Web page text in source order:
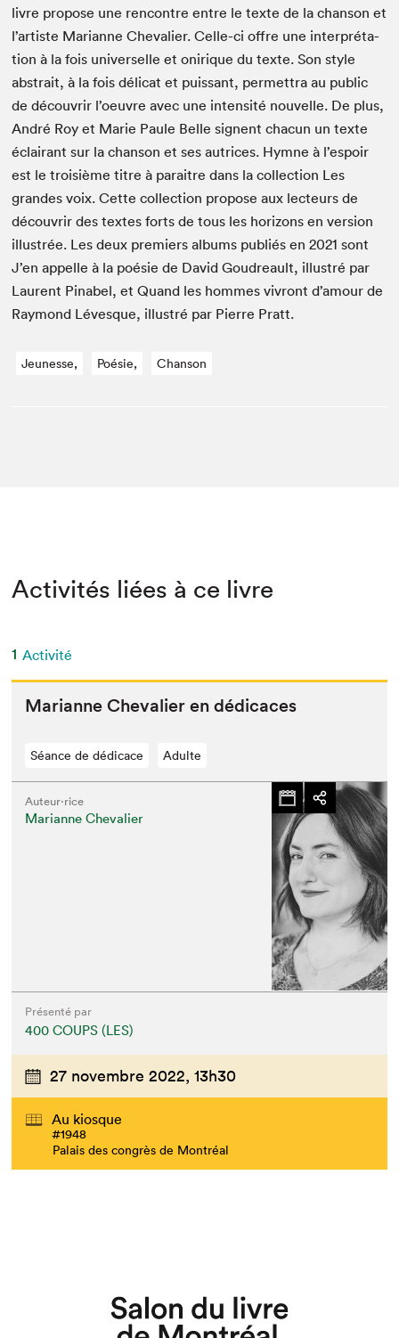
livre pro­pose une ren­con­tre entre le texte de la chan­son et
l’artiste Mar­i­anne Cheva­lier. Celle-ci offre une inter­pré­ta­
tion à la fois uni­verselle et onirique du texte. Son style
abstrait, à la fois déli­cat et puis­sant, per­me­t­tra au pub­lic
de décou­vrir l’oeuvre avec une inten­sité nou­velle. De plus,
André Roy et Marie Paule Belle sig­nent cha­cun un texte
éclairant sur la chan­son et ses autri­ces. Hymne à l’espoir
est le troisième titre à paraitre dans la col­lec­tion Les
grandes voix. Cette col­lec­tion pro­pose aux lecteurs de
décou­vrir des textes forts de tous les hori­zons en ver­sion
illus­trée. Les deux pre­miers albums pub­liés en2021 sont
J’en appelle à la poésie de David Goudreault, illus­tré par
Lau­rent Pin­abel, et Quand les hommes vivront d’amour de
Ray­mond Lévesque, illus­tré par Pierre Pratt.
Jeunesse, Poésie, Chanson
Activités liées à ce livre
1 Activité
Mar­i­anne Cheva­lier en dédicaces
Séance de dédicace Adulte
Auteur·rice
Marianne Chevalier
Présenté par
400 COUPS (LES)
27 novembre 2022, 13h30
Au kiosque
#1948
Palais des congrès de Montréal